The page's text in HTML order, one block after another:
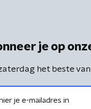
je op
het beste